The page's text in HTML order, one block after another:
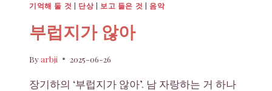
스
만
기억해 둘 것 | 단상| 보고 들은 것 | 음악
부럽지가 않아
Byarbji 2025-06-26
장기하의 ‘부럽지가 않아’. 남 자랑하는 거 하나